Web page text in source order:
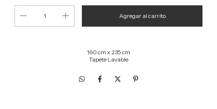
160 cm x 235 cm
Tapete Lavable